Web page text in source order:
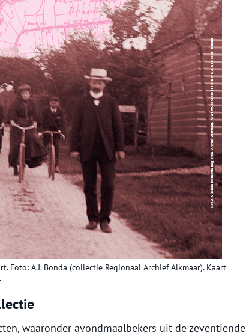
Foto: A.J. Bonda (collectie Regionaal Archief Alkmaar). Kaart
waaronder avondmaalbekers uit de zeventiende